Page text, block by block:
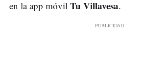
en la app móvil Tu Villavesa.